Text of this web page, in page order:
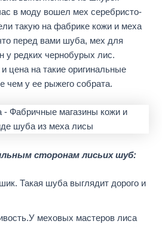
в моду вошел мех серебристо-
такую на фабрике кожи и меха
перед вами шуба, мех для
у редких чернобурых лис.
и цена на такие оригинальные
у ее рыжего собрата.
сторонам лисьих шуб:
Такая шуба выглядит дорого и
меховых мастеров лиса